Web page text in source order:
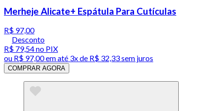
Merheje Alicate+ Espátula Para Cutículas
R$ 97,00
Desconto
R$ 79,54no PIX
ou R$ 97,00em até 3x de R$ 32,33 sem juros
COMPRAR AGORA